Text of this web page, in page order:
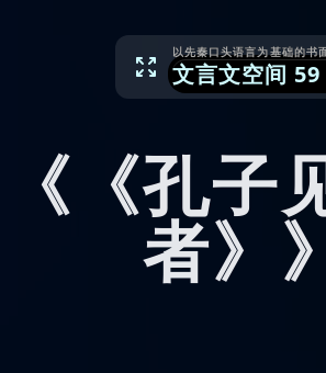
文言文空间 59
以先秦口头语言为基础的书
《《孔子
者》